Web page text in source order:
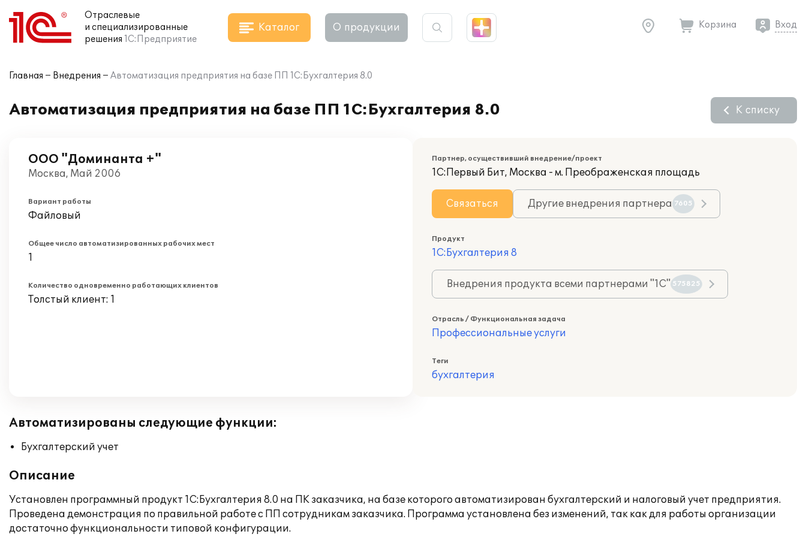
Отраслевые
и специализированные
решения 1С:Предприятие
Каталог О продукции Корзина Вход
Главная Внедрения Автоматизация предприятия на базе ПП 1С:Бухгалтерия 8.0
Автоматизация предприятия на базе ПП 1С:Бухгалтерия 8.0 К списку
ООО "Доминанта +"
Москва, Май 2006
Вариант работы
Файловый
Общее число автоматизированных рабочих мест
1
Количество одновременно работающих клиентов
Толстый клиент: 1
Партнер, осуществивший внедрение/проект
1С:Первый Бит, Москва - м. Преображенская площадь
Связаться Другие внедрения партнера 7605
Продукт
1С:Бухгалтерия 8
Внедрения продукта всеми партнерами "1С" 575825
Отрасль / Функциональная задача
Профессиональные услуги
Теги
бухгалтерия
Автоматизированы следующие функции:
Бухгалтерский учет
Описание
Установлен программный продукт 1С:Бухгалтерия 8.0 на ПК заказчика, на базе которого автоматизирован бухгалтерский и налоговый учет предприятия.
Проведена демонстрация по правильной работе с ПП сотрудникам заказчика. Программа установлена без изменений, так как для работы организации
достаточно функциональности типовой конфигурации.